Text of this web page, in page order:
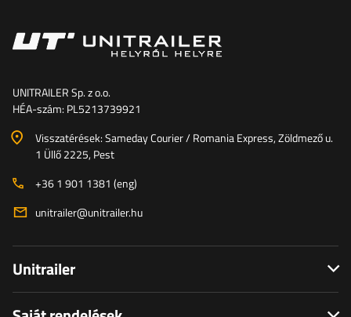
UNITRAILER Sp. z o.o.
HÉA-szám: PL5213739921
Visszatérések: Sameday Courier / Romania Express, Zöldmező u.
1 Üllő 2225, Pest
+36 1 901 1381 (eng)
unitrailer@unitrailer.hu
Unitrailer